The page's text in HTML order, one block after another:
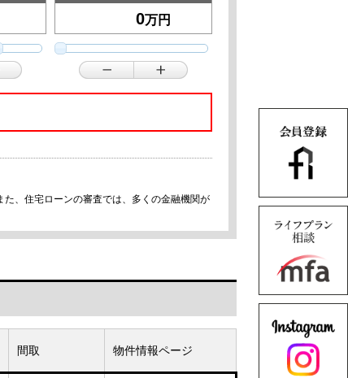
万円
、住宅ローンの審査では、多くの金融機関が
間取 物件情報ページ